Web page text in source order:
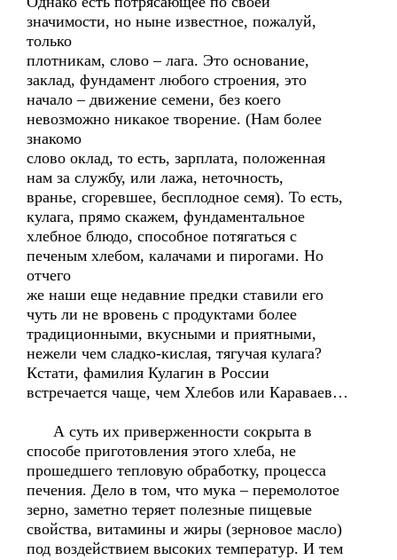
значимости, но ныне известное, пожалуй,
только
плотникам, слово – лага. Это основание,
заклад, фундамент любого строения, это
начало – движение семени, без коего
невозможно никакое творение. (Нам более
знакомо
слово оклад, то есть, зарплата, положенная
нам за службу, или лажа, неточность,
вранье, сгоревшее, бесплодное семя). То есть,
кулага, прямо скажем, фундаментальное
хлебное блюдо, способное потягаться с
печеным хлебом, калачами и пирогами. Но
отчего
же наши еще недавние предки ставили его
чуть ли не вровень с продуктами более
традиционными, вкусными и приятными,
нежели чем сладко-кислая, тягучая кулага?
Кстати, фамилия Кулагин в России
встречается чаще, чем Хлебов или Караваев…
А суть их приверженности сокрыта в
способе приготовления этого хлеба, не
прошедшего тепловую обработку, процесса
печения. Дело в том, что мука – перемолотое
зерно, заметно теряет полезные пищевые
свойства, витамины и жиры (зерновое масло)
под воздействием высоких температур. И тем